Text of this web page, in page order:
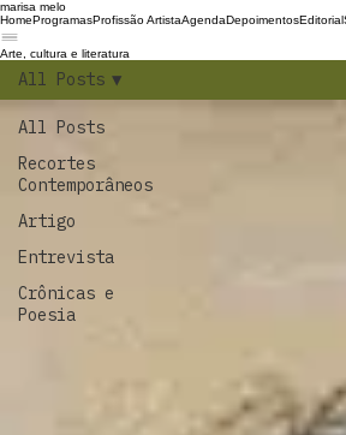
marisa melo
HomeProgramasProfissão ArtistaAgendaDepoimentosEditorial
Arte, cultura e literatura
All Posts
Recortes
Contemporâneos
Artigo
Entrevista
Crônicas e
Poesia
All Posts